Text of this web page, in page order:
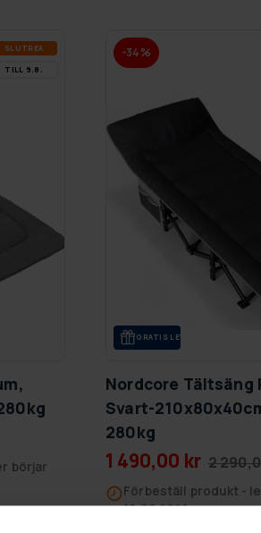
SLUT­REA
TILL 9.8.
börjar
-34%
GRA­TIS LE­VE­RANS
Nordcore Tältsäng
Svart-
280kg
1 490,00 kr 2
Förbeställ produkt -
19.08.2026